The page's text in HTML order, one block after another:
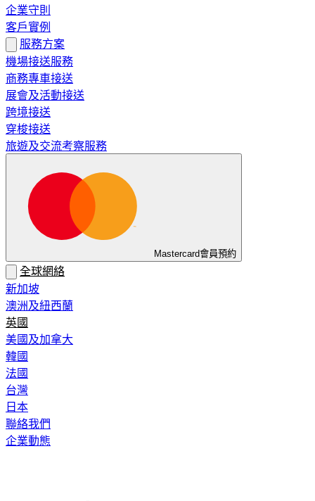
企業守則
客戶實例
服務方案
機場接送服務
商務專車接送
展會及活動接送
跨境接送
穿梭接送
旅遊及交流考察服務
Mastercard會員預約
全球網絡
新加坡
澳洲及紐西蘭
英國
美國及加拿大
韓國
法國
台灣
日本
聯絡我們
企業動態